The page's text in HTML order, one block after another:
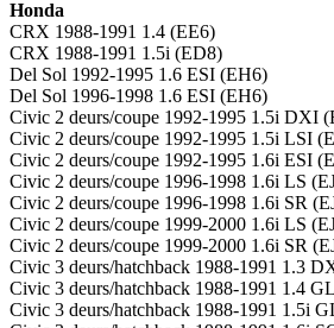
Honda
CRX 1988-1991 1.4 (EE6)
CRX 1988-1991 1.5i (ED8)
Del Sol 1992-1995 1.6 ESI (EH6)
Del Sol 1996-1998 1.6 ESI (EH6)
Civic 2 deurs/coupe 1992-1995 1.5i DXI
Civic 2 deurs/coupe 1992-1995 1.5i LSI
Civic 2 deurs/coupe 1992-1995 1.6i ESI
Civic 2 deurs/coupe 1996-1998 1.6i LS
Civic 2 deurs/coupe 1996-1998 1.6i SR
Civic 2 deurs/coupe 1999-2000 1.6i LS
Civic 2 deurs/coupe 1999-2000 1.6i SR
Civic 3 deurs/hatchback 1988-1991 1.3
Civic 3 deurs/hatchback 1988-1991 1.4
Civic 3 deurs/hatchback 1988-1991 1.5i